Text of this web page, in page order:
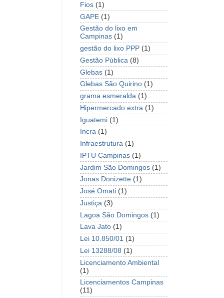
Fios (1)
GAPE (1)
Gestão do lixo em
Campinas (1)
gestão do lixo PPP (1)
Gestão Pública (8)
Glebas (1)
Glebas São Quirino (1)
grama esmeralda (1)
Hipermercado extra (1)
Iguatemi (1)
Incra (1)
Infraestrutura (1)
IPTU Campinas (1)
Jardim São Domingos (1)
Jonas Donizette (1)
José Omati (1)
Justiça (3)
Lagoa São Domingos (1)
Lava Jato (1)
Lei 10.850/01 (1)
Lei 13288/08 (1)
Licenciamento Ambiental
(1)
Licenciamentos Campinas
(11)